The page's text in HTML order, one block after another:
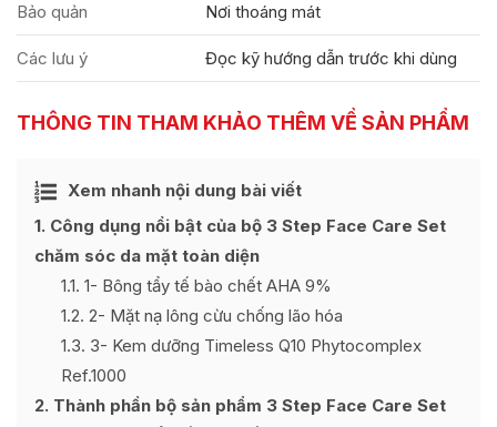
Bảo quản Nơi thoáng mát
Các lưu ý Đọc kỹ hướng dẫn trước khi dùng
THÔNG TIN THAM KHẢO THÊM VỀ SẢN PHẨM
Xem nhanh nội dung bài viết
Ẩn
1 Công dụng nổi bật của bộ 3 Step Face Care Set
chăm sóc da mặt toàn diện
1.1 1- Bông tẩy tế bào chết AHA 9%
1.2 2- Mặt nạ lông cừu chống lão hóa
1.3 3- Kem dưỡng Timeless Q10 Phytocomplex
Ref.1000
2 Thành phần bộ sản phẩm 3 Step Face Care Set